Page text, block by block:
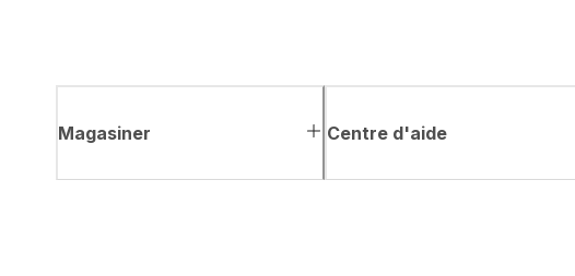
Magasiner Centre d'aide